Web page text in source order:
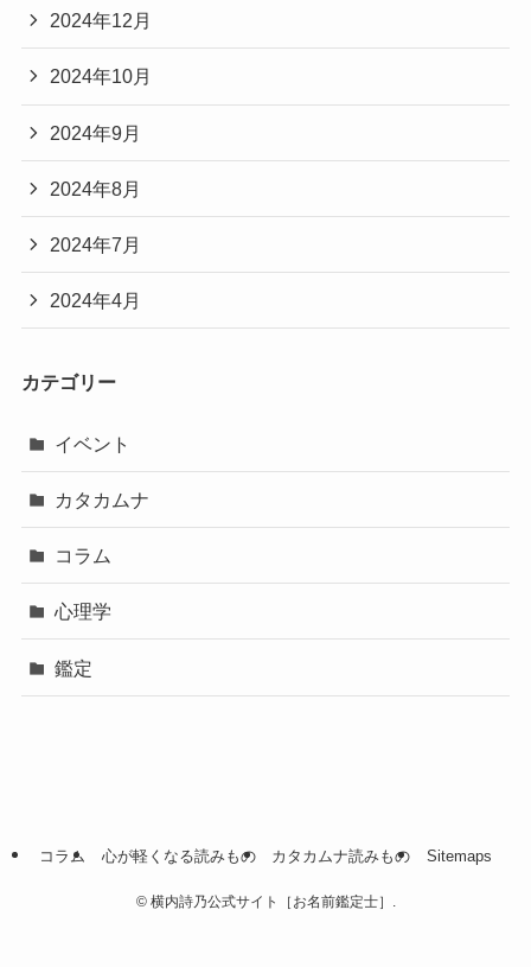
2024年12月
2024年10月
2024年9月
2024年8月
2024年7月
2024年4月
カテゴリー
イベント
カタカムナ
コラム
心理学
鑑定
コラム 心が軽くなる読みもの カタカムナ読みもの Sitemaps
©横内詩乃公式サイト［お名前鑑定士］.